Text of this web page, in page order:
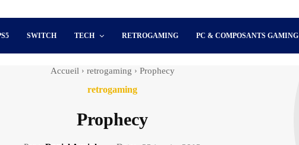
SWITCH TECH RETROGAMING PC & COMPOSANTS GAMING
Accueil retrogaming Prophecy
retrogaming
Prophecy